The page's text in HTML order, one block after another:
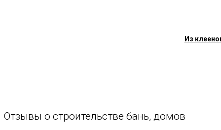
Из
Отзывы о строительстве бань, домов